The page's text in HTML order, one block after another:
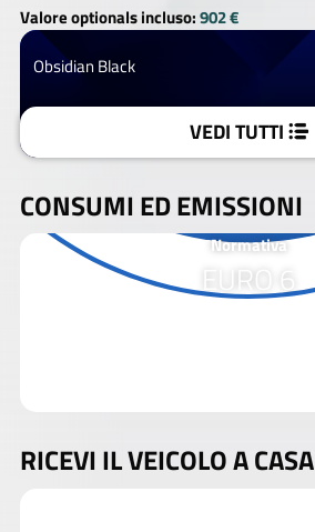
Valore optionals incluso:902 €
Obsidian Black
VEDI TUTTI
CONSUMI ED EMISSIONI
Normativa
EURO 6
RICEVI IL VEICOLO A CASA